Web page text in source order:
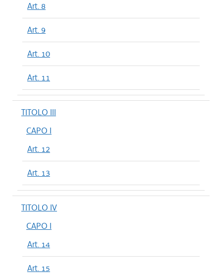
Art. 8
Art. 9
Art. 10
Art. 11
TITOLO III
CAPO I
Art. 12
Art. 13
TITOLO IV
CAPO I
Art. 14
Art. 15